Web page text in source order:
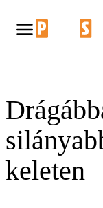
keleten